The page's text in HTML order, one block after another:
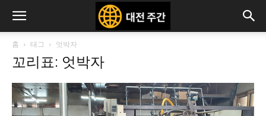
홈 태그 엇박자
꼬리표: 엇박자